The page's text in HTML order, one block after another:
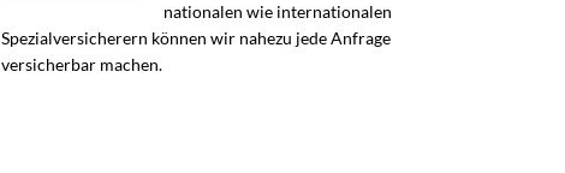
nationalen wie internationalen
Spezialversicherern können wir nahezu jede Anfrage
versicherbar machen.